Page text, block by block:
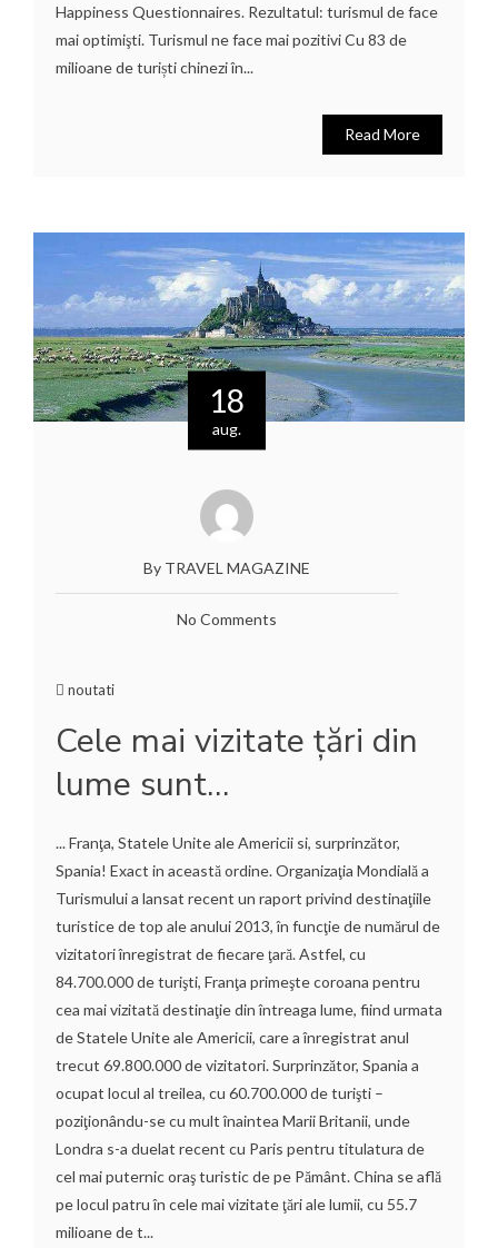
Happiness Questionnaires. Rezultatul: turismul de face
mai optimişti. Turismul ne face mai pozitivi Cu 83 de
milioane de turiști chinezi în...
Read More
18
aug.
By TRAVEL MAGAZINE
No Comments
noutati
Cele mai vizitate ţări din
lume sunt…
... Franţa, Statele Unite ale Americii si, surprinzător,
Spania! Exact in această ordine. Organizaţia Mondială a
Turismului a lansat recent un raport privind destinaţiile
turistice de top ale anului 2013, în funcţie de numărul de
vizitatori înregistrat de fiecare ţară. Astfel, cu
84.700.000 de turişti, Franţa primeşte coroana pentru
cea mai vizitată destinaţie din întreaga lume, fiind urmata
de Statele Unite ale Americii, care a înregistrat anul
trecut 69.800.000 de vizitatori. Surprinzător, Spania a
ocupat locul al treilea, cu 60.700.000 de turişti –
poziţionându-se cu mult înaintea Marii Britanii, unde
Londra s-a duelat recent cu Paris pentru titulatura de
cel mai puternic oraş turistic de pe Pământ. China se află
pe locul patru în cele mai vizitate ţări ale lumii, cu 55.7
milioane de t...